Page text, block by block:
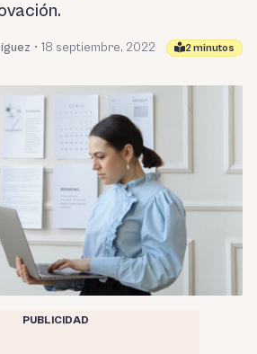
• 18 septiembre, 2022 2 minutos
PUBLICIDAD